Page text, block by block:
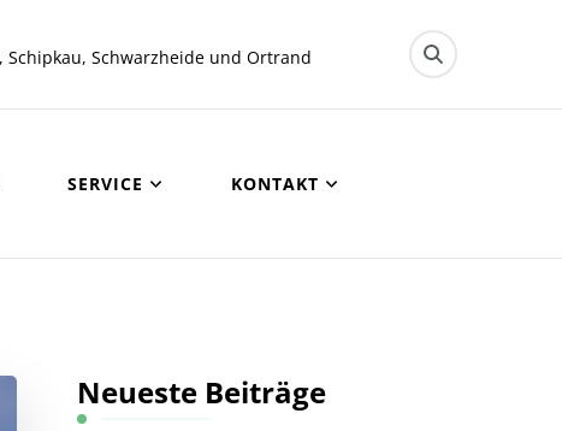
Schwarzheide und Ortrand
SERVICE KONTAKT
Neueste Beiträge